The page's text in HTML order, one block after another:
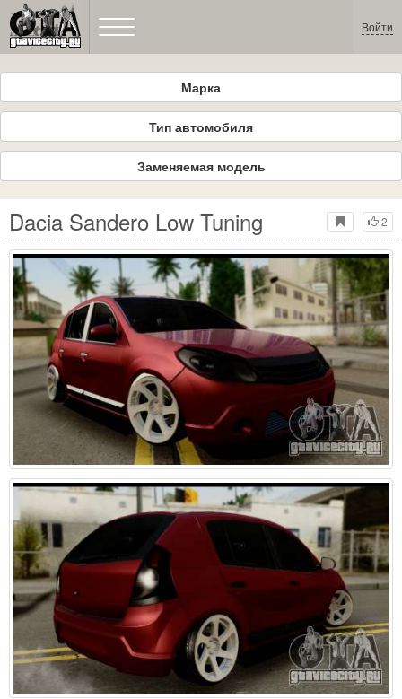
Войти
Марка
Тип автомобиля
Заменяемая модель
2
Dacia Sandero Low Tuning